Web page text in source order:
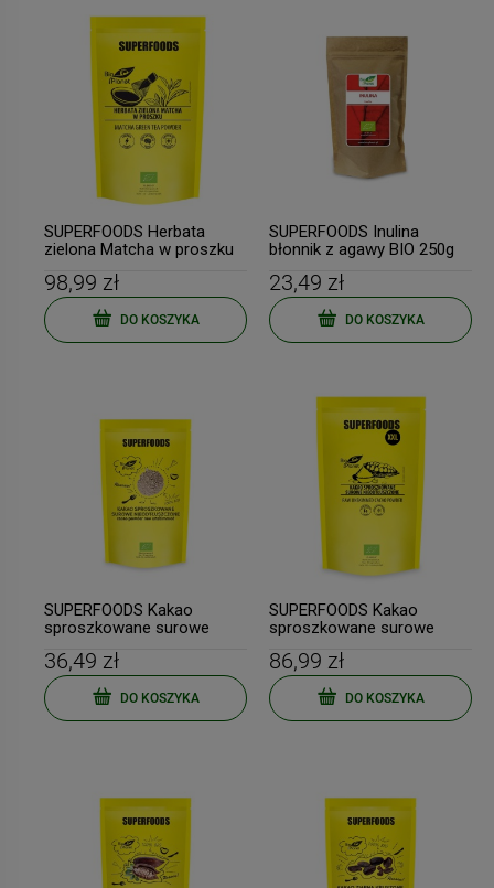
SUPERFOODS Herbata
zielona Matcha w proszku
98,99 zł
DO KOSZYKA
SUPERFOODS Inulina
błonnik z agawy BIO 250g
23,49 zł
DO KOSZYKA
SUPERFOODS Kakao
sproszkowane surowe
BIO PLANET
36,49 zł
DO KOSZYKA
SUPERFOODS Kakao
sproszkowane surowe
BIO PLANET
86,99 zł
DO KOSZYKA